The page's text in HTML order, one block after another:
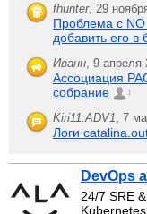
fhunter, 29
Проблема с
добавить его в
Иванн 9 апреля
Ассоциация
собрание
1
Kiri11.ADV1 7
Логи
DevOps
24/7 SRE